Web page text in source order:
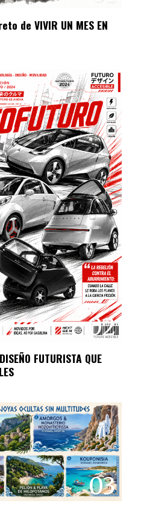
de VIVIR UN MES EN
02
FUTURISTA QUE
03